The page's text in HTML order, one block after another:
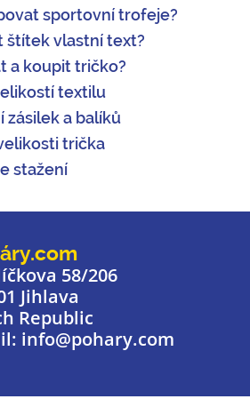
sportovní trofeje?
štítek vlastní text?
a koupit tričko?
textilu
zásilek a balíků
trička
stažení
58/206
Jihlava
Republic
info@pohary.com